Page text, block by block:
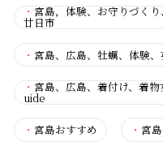
・ 宮島，体験、お守りづく
廿日市
・ 宮島、広島、牡蠣、体験、
・ 宮島、広島、着付け、着
uide
・ 宮島おすすめ ・ 宮